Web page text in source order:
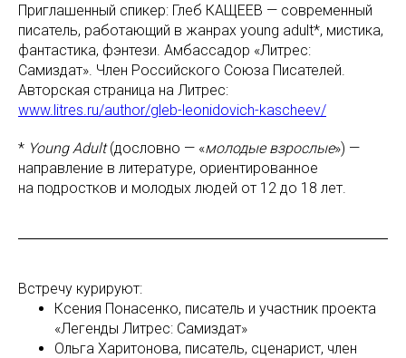
Приглашенный спикер: Глеб КАЩЕЕВ — современный
писатель, работающий в жанрах young adult*, мистика,
фантастика, фэнтези. Амбассадор «Литрес:
Самиздат». Член Российского Союза Писателей.
Авторская страница на Литрес:
www.litres.ru/author/gleb-leonidovich-kascheev/
* Young Adult(дословно — «молодые взрослые») —
направление в литературе, ориентированное
на подростков и молодых людей от 12 до 18 лет.
Встречу курируют:
Ксения Понасенко, писатель и участник проекта
«Легенды Литрес: Самиздат»
Ольга Харитонова, писатель, сценарист, член